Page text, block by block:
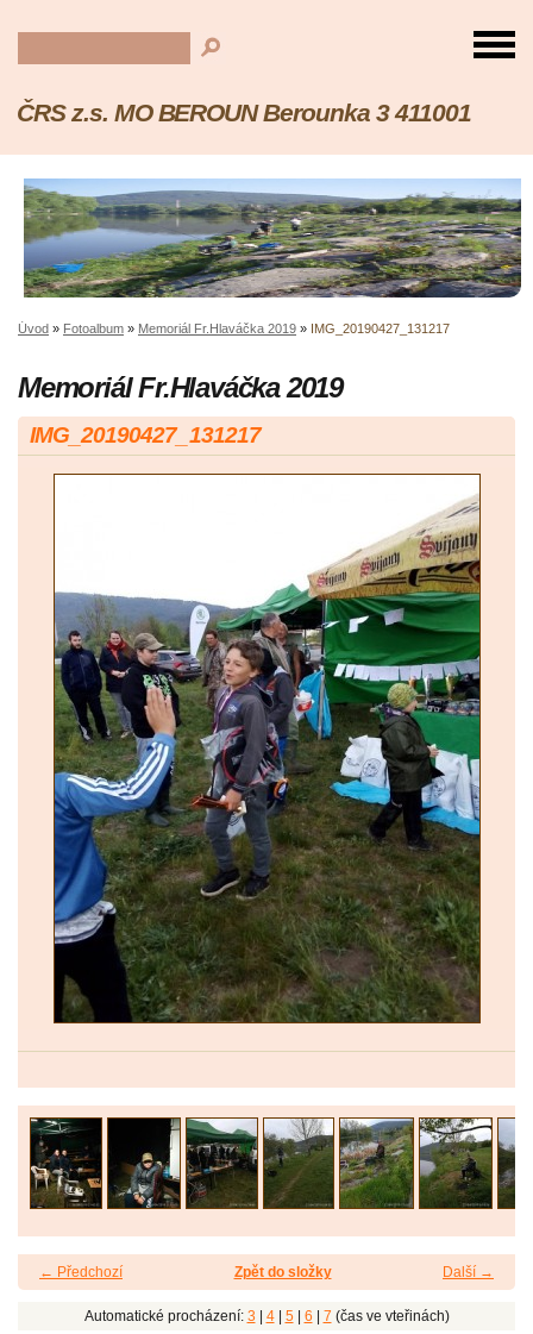
ČRS z.s. MO BEROUN Berounka 3 411001
Úvod » Fotoalbum » Memoriál Fr.Hlaváčka 2019 » IMG_20190427_131217
Memoriál Fr.Hlaváčka 2019
IMG_20190427_131217
← Předchozí Další →
Zpět do složky
Automatické procházení: 3 4| 5| 6 7 (čas ve vteřinách)